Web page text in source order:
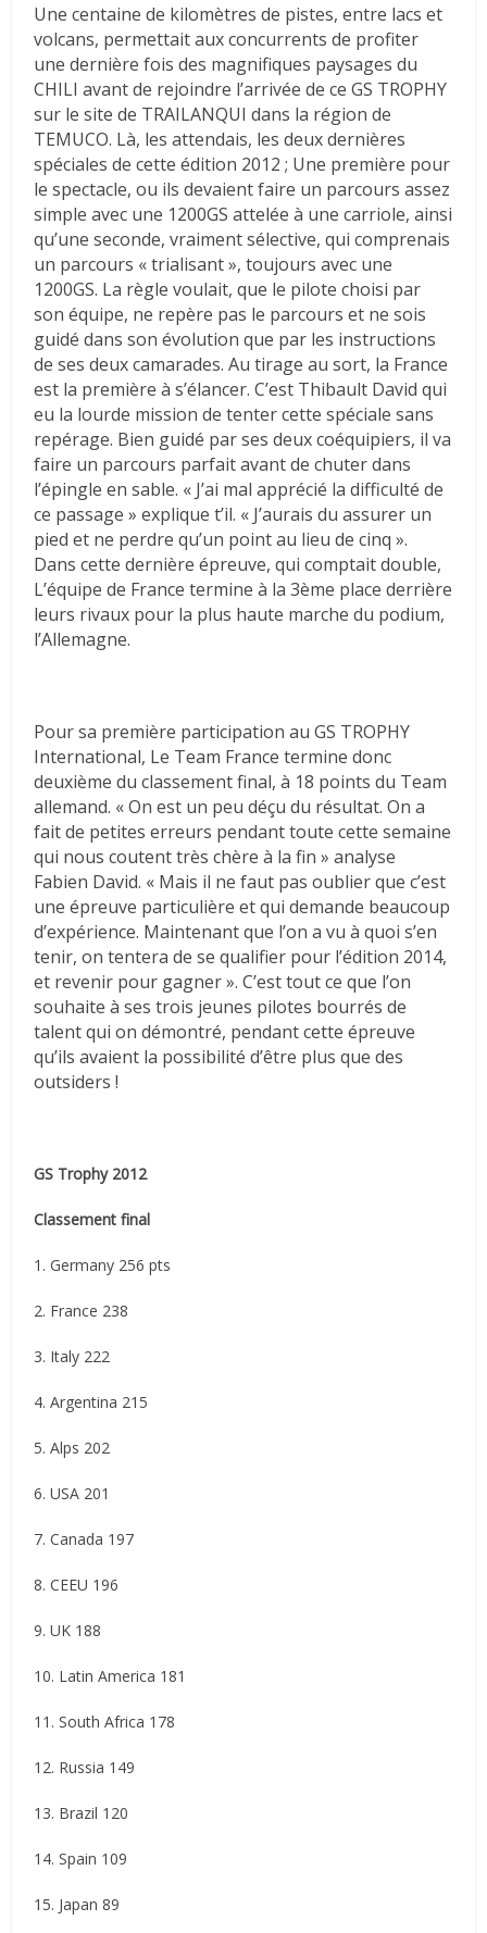
Une centaine de kilomètres de pistes, entre lacs et
volcans, permettait aux concurrents de profiter
une dernière fois des magnifiques paysages du
CHILI avant de rejoindre l’arrivée de ce GS TROPHY
sur le site de TRAILANQUI dans la région de
TEMUCO. Là, les attendais, les deux dernières
spéciales de cette édition 2012 ; Une première pour
le spectacle, ou ils devaient faire un parcours assez
simple avec une 1200GS attelée à une carriole, ainsi
qu’une seconde, vraiment sélective, qui comprenais
un parcours « trialisant », toujours avec une
1200GS. La règle voulait, que le pilote choisi par
son équipe, ne repère pas le parcours et ne sois
guidé dans son évolution que par les instructions
de ses deux camarades. Au tirage au sort, la France
est la première à s’élancer. C’est Thibault David qui
eu la lourde mission de tenter cette spéciale sans
repérage. Bien guidé par ses deux coéquipiers, il va
faire un parcours parfait avant de chuter dans
l’épingle en sable. « J’ai mal apprécié la difficulté de
ce passage » explique t’il. « J’aurais du assurer un
pied et ne perdre qu’un point au lieu de cinq ».
Dans cette dernière épreuve, qui comptait double,
L’équipe de France termine à la 3ème place derrière
leurs rivaux pour la plus haute marche du podium,
l’Allemagne.
Pour sa première participation au GS TROPHY
International, Le Team France termine donc
deuxième du classement final, à 18 points du Team
allemand. « On est un peu déçu du résultat. On a
fait de petites erreurs pendant toute cette semaine
qui nous coutent très chère à la fin » analyse
Fabien David. « Mais il ne faut pas oublier que c’est
une épreuve particulière et qui demande beaucoup
d’expérience. Maintenant que l’on a vu à quoi s’en
tenir, on tentera de se qualifier pour l’édition 2014,
et revenir pour gagner ». C’est tout ce que l’on
souhaite à ses trois jeunes pilotes bourrés de
talent qui on démontré, pendant cette épreuve
qu’ils avaient la possibilité d’être plus que des
outsiders !
GS Trophy 2012
Classement final
1. Germany 256 pts
2. France 238
3. Italy 222
4. Argentina 215
5. Alps 202
6. USA 201
7. Canada 197
8. CEEU 196
9. UK 188
10. Latin America 181
11. South Africa 178
12. Russia 149
13. Brazil 120
14. Spain 109
15. Japan 89